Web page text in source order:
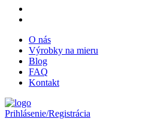
O nás
Výrobky na mieru
Blog
FAQ
Kontakt
Prihlásenie/Registrácia